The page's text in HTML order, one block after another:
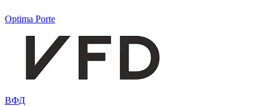
Optima Porte
ВФД